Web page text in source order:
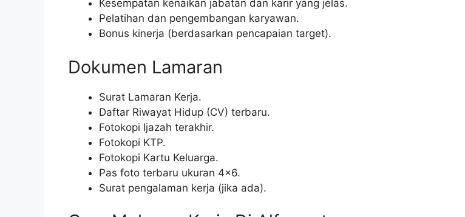
Kesempatan kenaikan jabatan dan karir yang jelas.
Pelatihan dan pengembangan karyawan.
Bonus kinerja (berdasarkan pencapaian target).
Dokumen Lamaran
Surat Lamaran Kerja.
Daftar Riwayat Hidup (CV) terbaru.
Fotokopi Ijazah terakhir.
Fotokopi KTP.
Fotokopi Kartu Keluarga.
Pas foto terbaru ukuran 4×6.
Surat pengalaman kerja (jika ada).